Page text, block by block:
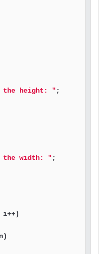
the height: " ;
the width: " ;